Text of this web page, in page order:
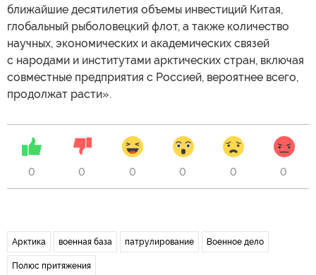
ближайшие десятилетия объемы инвестиций Китая,
глобальный рыболовецкий флот, а также количество
научных, экономических и академических связей
с народами и институтами арктических стран, включая
совместные предприятия с Россией, вероятнее всего,
продолжат расти».
0 0 0 0 0 0
Арктика военная база патрулирование Военное дело
Полюс притяжения